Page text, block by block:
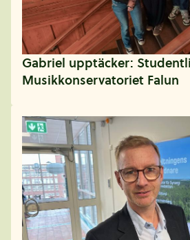
Gabriel upptäcker:
Musikkonservatoriet Falun